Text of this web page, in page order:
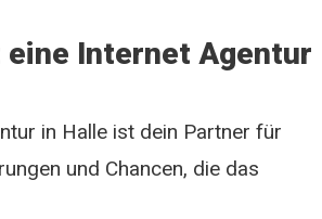
eine Internet Agentur
in Halle ist dein Partner für
und Chancen, die das